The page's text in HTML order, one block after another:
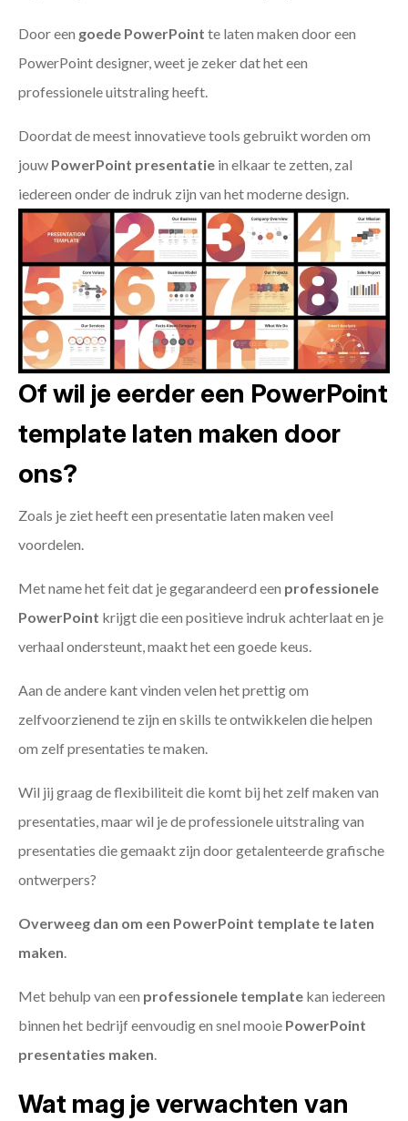
Door een goede PowerPoint te laten maken door een
PowerPoint designer, weet je zeker dat het een
professionele uitstraling heeft.
Doordat de meest innovatieve tools gebruikt worden om
jouw PowerPoint presentatie in elkaar te zetten, zal
iedereen onder de indruk zijn van het moderne design.
Of wil je eerder een PowerPoint
template laten maken door
ons?
Zoals je ziet heeft een presentatie laten maken veel
voordelen.
Met name het feit dat je gegarandeerd een professionele
PowerPoint krijgt die een positieve indruk achterlaat en je
verhaal ondersteunt, maakt het een goede keus.
Aan de andere kant vinden velen het prettig om
zelfvoorzienend te zijn en skills te ontwikkelen die helpen
om zelf presentaties te maken.
Wil jij graag de flexibiliteit die komt bij het zelf maken van
presentaties, maar wil je de professionele uitstraling van
presentaties die gemaakt zijn door getalenteerde grafische
ontwerpers?
Overweeg dan om een PowerPoint template te laten
maken.
Met behulp van een professionele template kan iedereen
binnen het bedrijf eenvoudig en snel mooie PowerPoint
presentaties maken.
Wat mag je verwachten van